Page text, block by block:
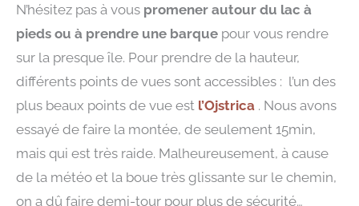
N’hésitez pas à vous promener autour du lac à
pieds ou à prendre une barque pour vous rendre
sur la presque île. Pour prendre de la hauteur,
différents points de vues sont accessibles : l’un des
plus beaux points de vue est l’Ojstrica . Nous avons
essayé de faire la montée, de seulement 15min,
mais qui est très raide. Malheureusement, à cause
de la météo et la boue très glissante sur le chemin,
on a dû faire demi-tour pour plus de sécurité…